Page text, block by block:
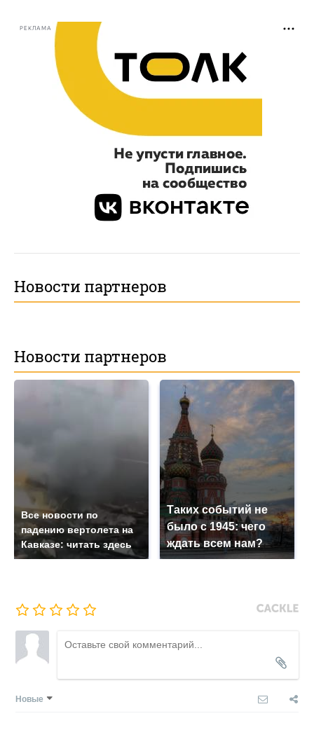
РЕКЛАМА
Новости партнеров
Новости партнеров
Все новости по
падению вертолета на
Кавказе: читать здесь
Таких событий не
было с 1945: чего
ждать всем нам?
Новые